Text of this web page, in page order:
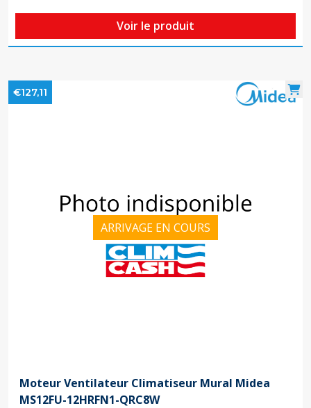
Voir le produit
ARRIVAGE EN COURS
€127,11
Moteur Ventilateur Climatiseur Mural Midea
MS12FU-12HRFN1-QRC8W